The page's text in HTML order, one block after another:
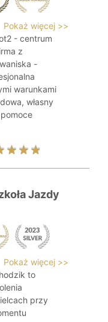
Pokaż więcej >>
- centrum
z
-
warunkami
własny
Jazdy
Pokaż więcej >>
to
przy